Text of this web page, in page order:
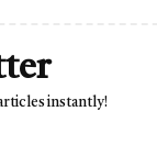
instantly!